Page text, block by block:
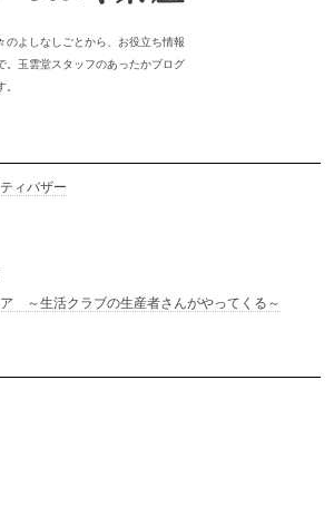
のよしなしごとから、お役立ち情報
。玉雲堂スタッフのあったかブログ
。
ィバザー
～生活クラブの生産者さんがやってくる～